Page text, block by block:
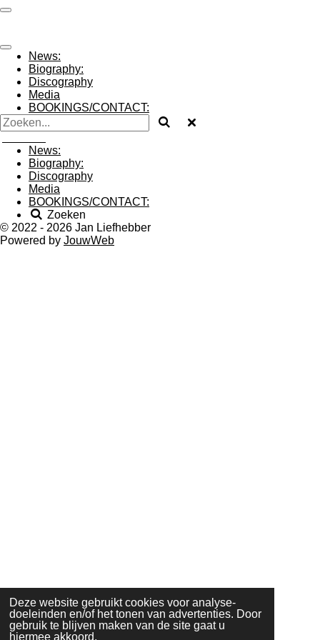
Deze website gebruikt cookies voor analyse-
doeleinden en/of het tonen van advertenties. Door
gebruik te blijven maken van de site gaat u
hiermee akkoord.
Ga
de
hoofdinhoud
News:
Biography:
Discography
Media
BOOKINGS/CONTACT:
News:
Biography:
Discography
Media
BOOKINGS/CONTACT:
Zoeken
© 2022 - 2026 Jan Liefhebber
Powered by JouwWeb